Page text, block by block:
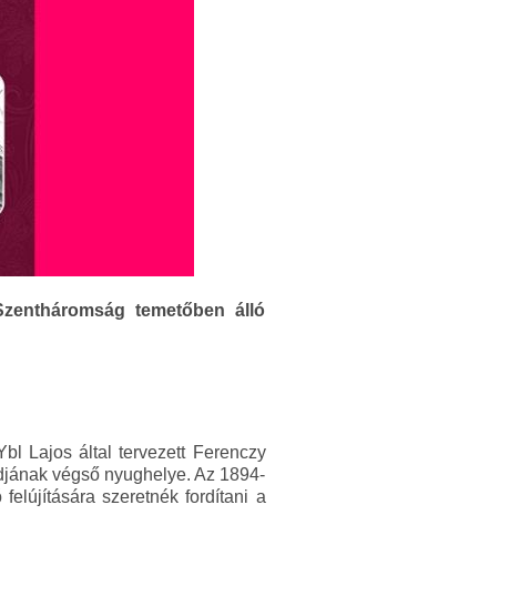
temetőben álló
Lajos által tervezett Ferenczy
végső nyughelye. Az 1894-
szeretnék fordítani a